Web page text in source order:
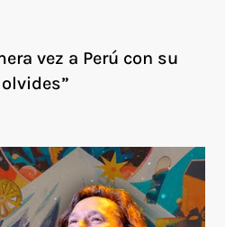
vez a Perú con su